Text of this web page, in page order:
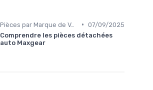
Pièces par Marque de Voiture • 07/09/2025
Comprendre les pièces détachées
auto Maxgear